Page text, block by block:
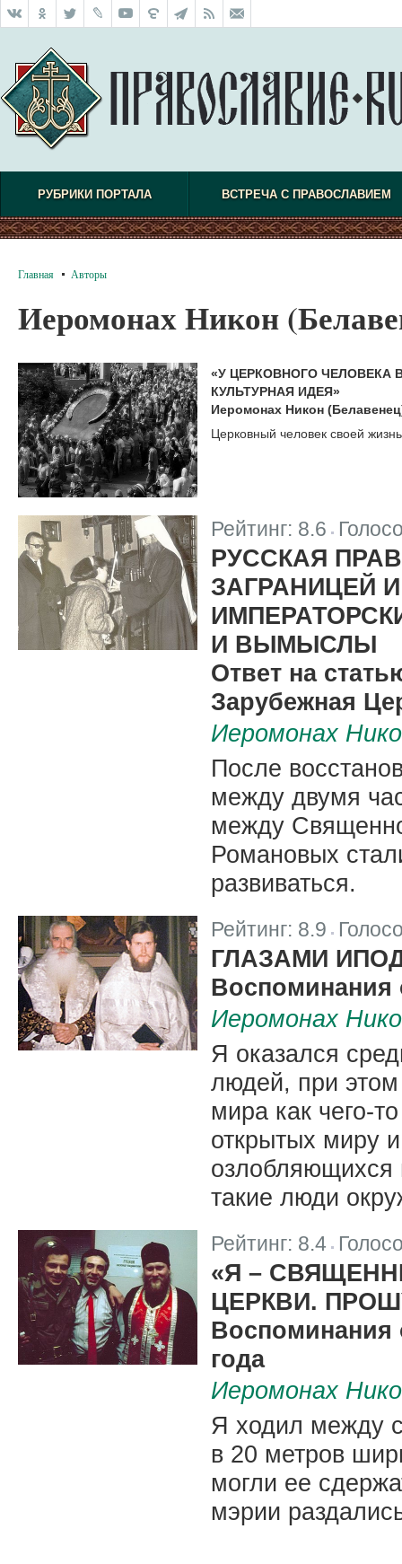
РУБРИКИ ПОРТАЛА ВСТРЕЧА С ПРАВОСЛАВИЕМ
Главная Авторы
Иеромонах Никон
«У ЦЕРКОВНОГО ЧЕЛОВЕКА
КУЛЬТУРНАЯ ИДЕЯ»
Иеромонах Никон
Церковный человек своей
Рейтинг: 8.6
РУССКАЯ
ЗАГРАНИЦЕЙ
И ВЫМЫСЛЫ
Ответ на
Зарубежная
Иеромонах
После
между двумя
между
Романовых
развиваться.
Рейтинг: 8.9
ГЛАЗАМИ
Воспоминания
Иеромонах
Я оказался
людей, при
мира как чего-
открытых миру
такие люди
Рейтинг: 8.4
«Я –
ЦЕРКВИ.
Воспоминания
года
Иеромонах
Я ходил между
в 20 метров
могли ее
мэрии